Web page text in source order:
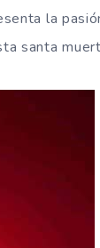
la
santa